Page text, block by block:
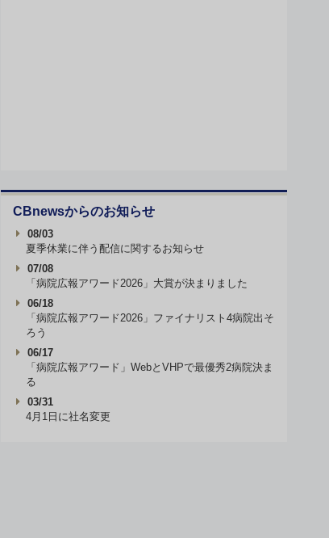
CBnewsからのお知らせ
08/03
夏季休業に伴う配信に関するお知らせ
07/08
「病院広報アワード2026」大賞が決まりました
06/18
「病院広報アワード2026」ファイナリスト4病院出そ
ろう
06/17
「病院広報アワード」WebとVHPで最優秀2病院決ま
る
03/31
4月1日に社名変更